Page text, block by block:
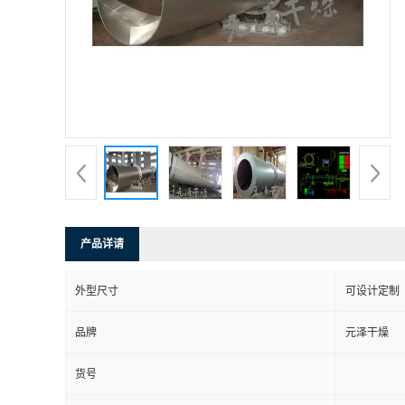
产品详请
外型尺寸 可设计定制
品牌 元泽干燥
货号